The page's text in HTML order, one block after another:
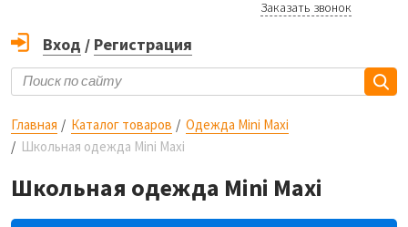
Заказать звонок
Вход / Регистрация
Главная Каталог товаров
Одежда Mini Maxi
Школьная одежда Mini Maxi
Школьная одежда Mini Maxi